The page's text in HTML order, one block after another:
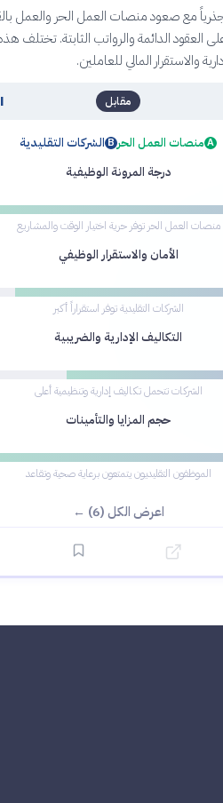
مع صعود منصات العمل الحر والعمل
العقود الدائمة والرواتب الثابتة. تختلف
والاستقرار المالي للعاملين.
مقابل
A منصات العمل الحر B الشركات التقليدية
درجة المرونة الوظيفية
منصات العمل الحر توفر حرية اختيار الوقت والمشاريع
الأمان والاستقرار الوظيفي
الشركات التقليدية توفر استقراراً أكبر
التكاليف الإدارية والضريبية
الشركات تتحمل تكاليف إدارية وتنظيمية أعلى
حجم المزايا والتأمينات
الموظفون التقليديون يتمتعون برعاية صحية وتقاعد
اعرض الكل (6) ←